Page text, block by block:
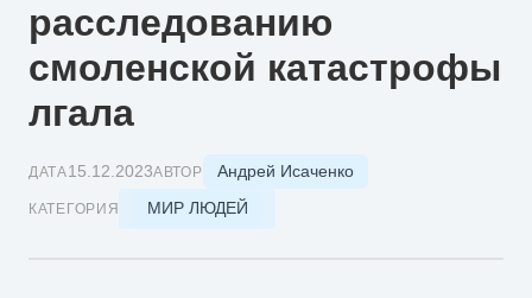
расследованию
смоленской катастрофы
лгала
ДАТА15.12.2023АВТОР Андрей Исаченко
КАТЕГОРИЯ МИР ЛЮДЕЙ